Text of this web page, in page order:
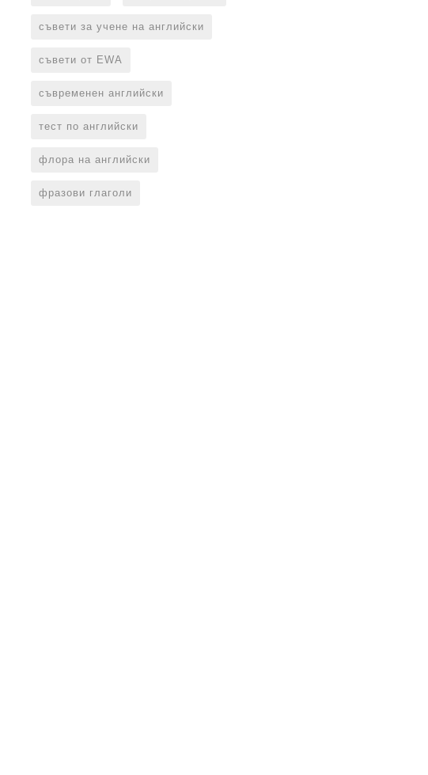
съвети за учене на английски
съвети от EWA
съвременен английски
тест по английски
флора на английски
фразови глаголи